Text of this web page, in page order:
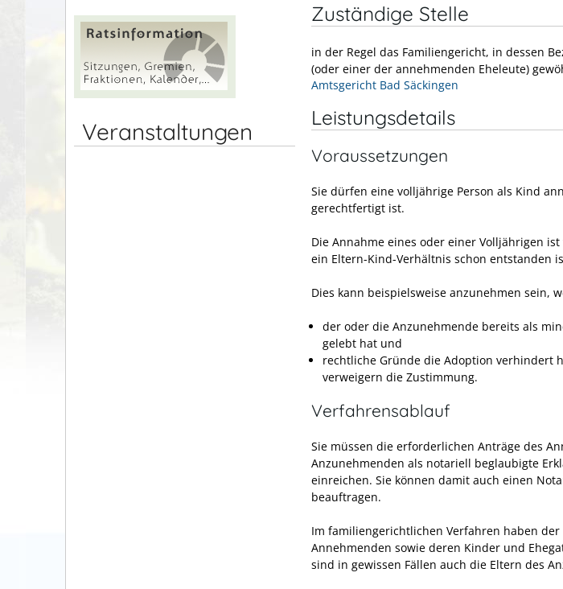
Veranstaltungen
Zuständige Stelle
in der Regel das Familiengericht, in dessen
(oder einer der annehmenden Eheleute)
Amtsgericht Bad Säckingen
Leistungsdetails
Voraussetzungen
Sie dürfen eine volljährige Person als Kind
gerechtfertigt ist.
Die Annahme eines oder einer Volljährigen
ein Eltern-Kind-Verhältnis schon entstanden
Dies kann beispielsweise anzunehmen sein,
der oder die Anzunehmende bereits als
gelebt hat und
rechtliche Gründe die Adoption verhindert
verweigern die Zustimmung.
Verfahrensablauf
Sie müssen die erforderlichen Anträge des
Anzunehmenden als notariell beglaubigte
einreichen. Sie können damit auch einen
beauftragen.
Im familiengerichtlichen Verfahren haben
Annehmenden sowie deren Kinder und
sind in gewissen Fällen auch die Eltern des